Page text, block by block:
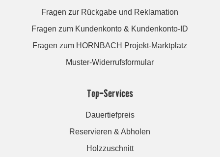
Fragen zur Rückgabe und Reklamation
Fragen zum Kundenkonto & Kundenkonto-ID
Fragen zum HORNBACH Projekt-Marktplatz
Muster-Widerrufsformular
Top-Services
Dauertiefpreis
Reservieren & Abholen
Holzzuschnitt